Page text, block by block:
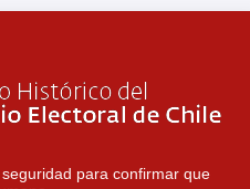
para confirmar que